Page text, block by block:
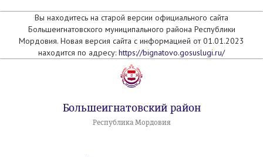
Вы находитесь на старой версии официального сайта
Большеигнатовского муниципального района Республики
Мордовия. Новая версия сайта с информацией от 01.01.2023
находится по адресу: https://bignatovo.gosuslugi.ru/
Большеигнатовский район
Республика Мордовия